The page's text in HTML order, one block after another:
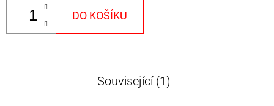
DO KOŠÍKU
Související (1)